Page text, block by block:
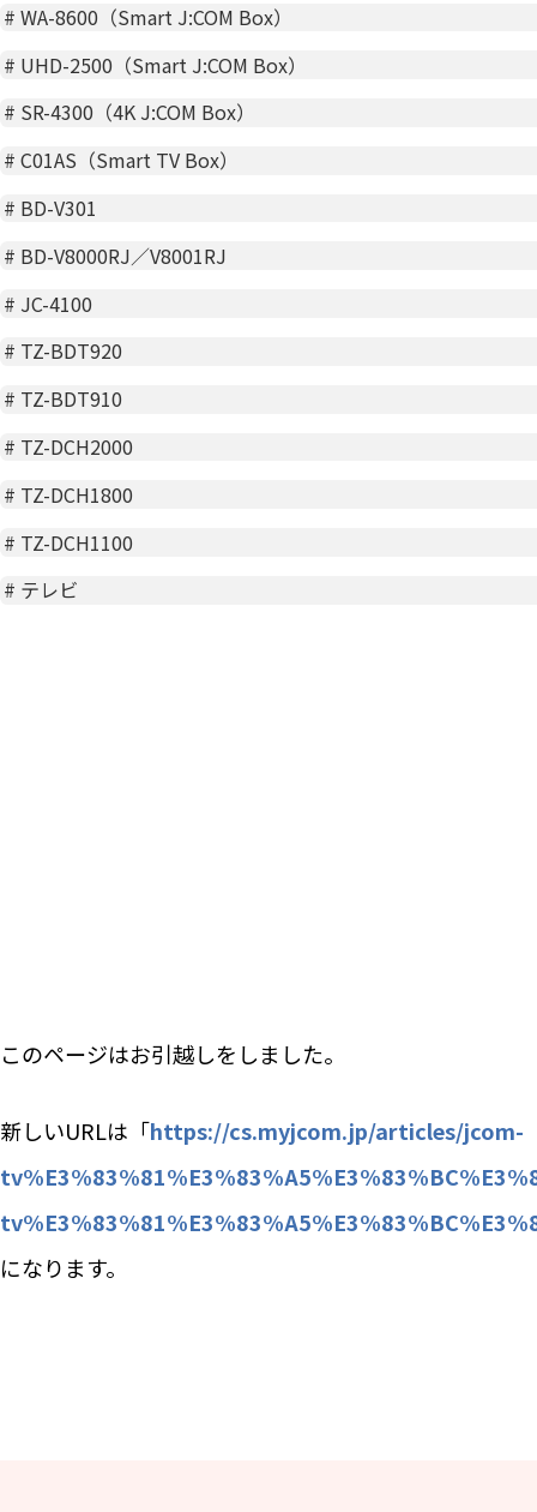
#WA-8600（Smart J:COM Box）
# UHD-2500（Smart J:COM Box）
# SR-4300（4K J:COM Box）
#C01AS（Smart TV Box）
# BD-V301
# BD-V8000RJ／V8001RJ
# JC-4100
# TZ-BDT920
# TZ-BDT910
# TZ-DCH2000
# TZ-DCH1800
# TZ-DCH1100
# テレビ
このページはお引越しをしました。
新しいURLは「​https://cs.myjcom.jp/articles/jcom-
になります。